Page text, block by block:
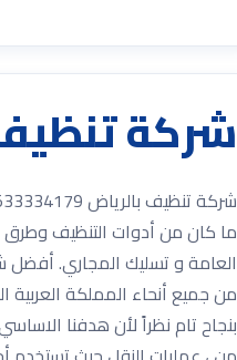
شركة تنظيف بالرياض
ما كان من أدوات التنظيف وطرق
من جميع أنحاء المملكة العربية
بنجاح تام نظراً لأن هدفنا